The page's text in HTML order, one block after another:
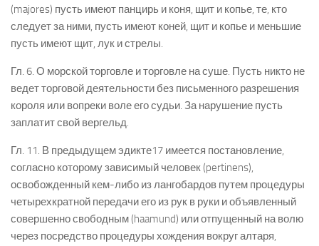
(majores) пусть имеют панцирь и коня, щит и копье, те, кто
следует за ними, пусть имеют коней, щит и копье и меньшие
пусть имеют щит, лук и стрелы.
Гл. 6. О морской торговле и торговле на суше. Пусть никто не
ведет торговой деятельности без письменного разрешения
короля или вопреки воле его судьи. За нарушение пусть
заплатит свой вергельд.
Гл. 11. В предыдущем эдикте17 имеется постановление,
согласно которому зависимый человек (pertinens),
освобожденный кем-либо из лангобардов путем процедуры
четырехкратной передачи его из рук в руки и объявленный
совершенно свободным (haamund) или отпущенный на волю
через посредство процедуры хождения вокруг алтаря,